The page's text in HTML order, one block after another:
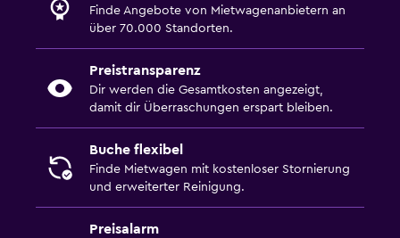
Finde Angebote von Mietwagenanbietern an
über 70.000 Standorten.
Preistransparenz
Dir werden die Gesamtkosten angezeigt,
damit dir Überraschungen erspart bleiben.
Buche flexibel
Finde Mietwagen mit kostenloser Stornierung
und erweiterter Reinigung.
Preisalarm